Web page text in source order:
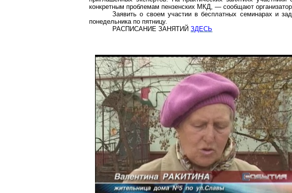
конкретным проблемам пензенских МКД, — сообщают
Заявить о своем участии в бесплатных семинарах и
понедельника по пятницу.
РАСПИСАНИЕ ЗАНЯТИЙЗДЕСЬ